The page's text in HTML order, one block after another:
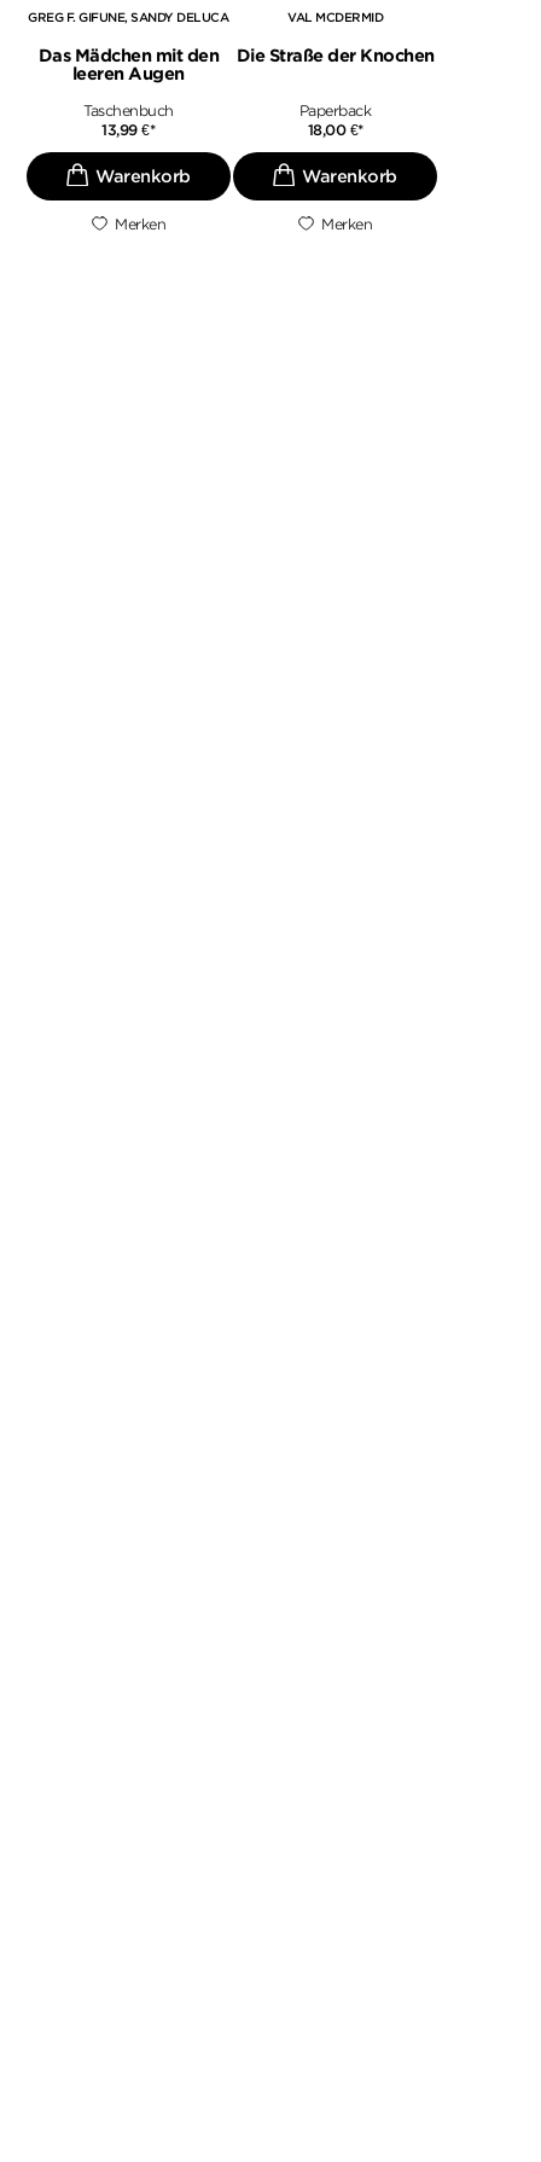
GREG F. GIFUNE SANDY DELUCA
Das Mädchen mit den
leeren Augen
Taschenbuch
13,99€*
Merken
VAL MCDERMID
Die Straße der Knochen
Paperback
18,00 €*
Merken